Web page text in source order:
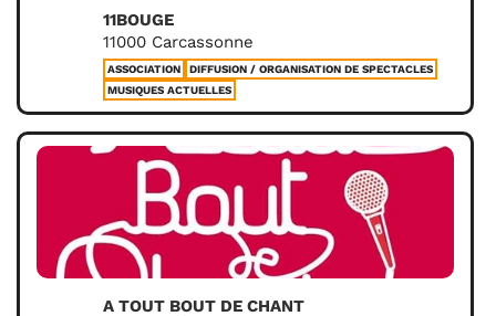
11BOUGE
11000 Carcassonne
ASSOCIATION
DIFFUSION / ORGANISATION DE SPECTACLES
MUSIQUES ACTUELLES
A TOUT BOUT DE CHANT